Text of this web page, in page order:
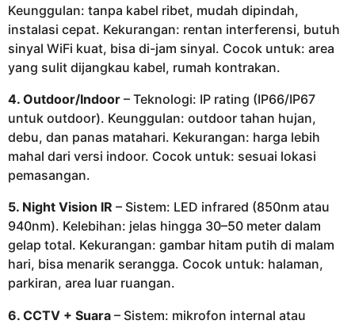
Keunggulan: tanpa kabel ribet, mudah dipindah,
instalasi cepat. Kekurangan: rentan interferensi, butuh
sinyal WiFi kuat, bisa di-jam sinyal. Cocok untuk: area
yang sulit dijangkau kabel, rumah kontrakan.
4. Outdoor/Indoor – Teknologi: IP rating (IP66/IP67
untuk outdoor). Keunggulan: outdoor tahan hujan,
debu, dan panas matahari. Kekurangan: harga lebih
mahal dari versi indoor. Cocok untuk: sesuai lokasi
pemasangan.
5. Night Vision IR – Sistem: LED infrared (850nm atau
940nm). Kelebihan: jelas hingga 30–50 meter dalam
gelap total. Kekurangan: gambar hitam putih di malam
hari, bisa menarik serangga. Cocok untuk: halaman,
parkiran, area luar ruangan.
6. CCTV + Suara – Sistem: mikrofon internal atau